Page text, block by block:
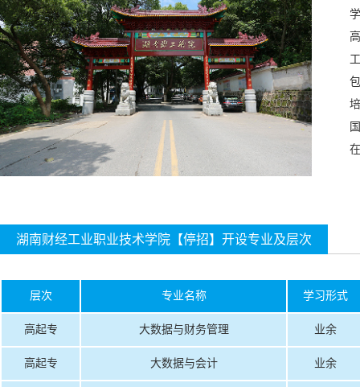
湖南财经工业职业技术学院【停招】开设专业及层次
层次 专业名称 学习形式
高起专 大数据与财务管理 业余
高起专 大数据与会计 业余